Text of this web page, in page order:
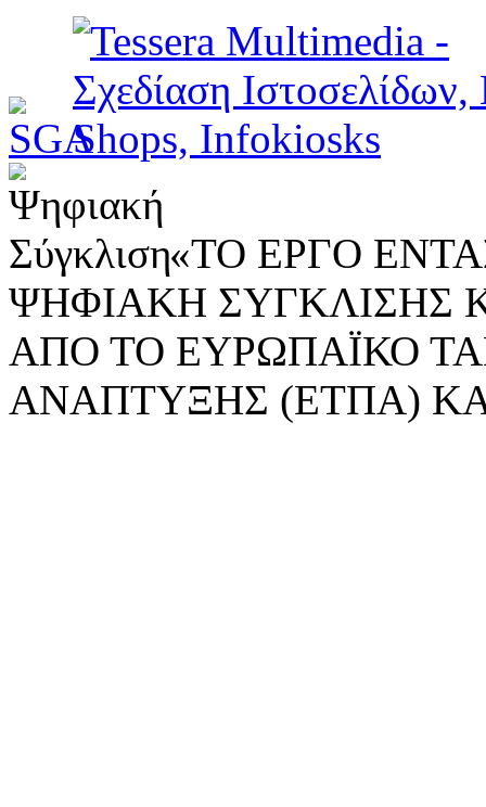
«ΤΟ ΕΡΓΟ
ΨΗΦΙΑΚΗ ΣΥΓΚΛΙΣΗΣ
ΑΠΟ ΤΟ ΕΥΡΩΠΑΪΚΟ
ΑΝΑΠΤΥΞΗΣ (ΕΤΠΑ)